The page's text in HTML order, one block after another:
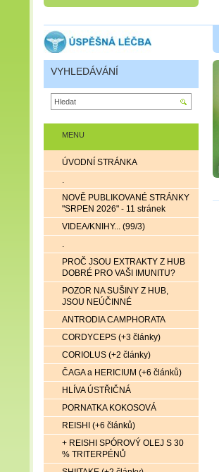
MENU
ÚVODNÍ STRÁNKA
.
NOVĚ PUBLIKOVANÉ STRÁNKY
"SRPEN 2026" - 11 stránek
VIDEA/KNIHY... (99/3)
.
PROČ JSOU EXTRAKTY Z HUB
DOBRÉ PRO VAŠI IMUNITU?
POZOR NA SUŠINY Z HUB,
JSOU NEÚČINNÉ
ANTRODIA CAMPHORATA
CORDYCEPS (+3 články)
CORIOLUS (+2 články)
ČAGA a HERICIUM (+6 článků)
HLÍVA ÚSTŘIČNÁ
PORNATKA KOKOSOVÁ
REISHI (+6 článků)
+ REISHI SPÓROVÝ OLEJ S 30
% TRITERPÉNŮ
VYHLEDÁVÁNÍ